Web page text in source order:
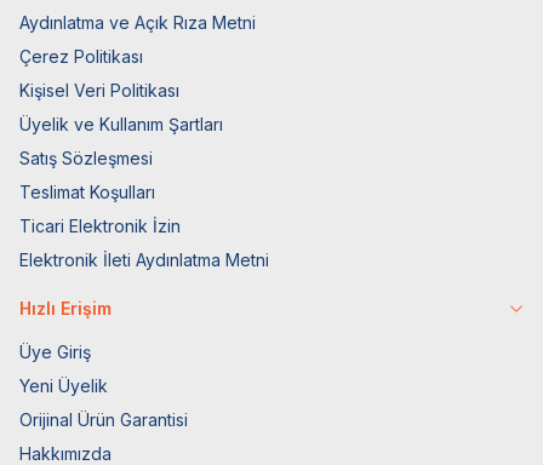
Aydınlatma ve Açık Rıza Metni
Çerez Politikası
Kişisel Veri Politikası
Üyelik ve Kullanım Şartları
Satış Sözleşmesi
Teslimat Koşulları
Ticari Elektronik İzin
Elektronik İleti Aydınlatma Metni
Hızlı Erişim
Üye Giriş
Yeni Üyelik
Orijinal Ürün Garantisi
Hakkımızda